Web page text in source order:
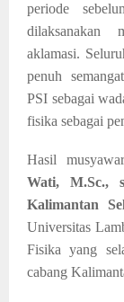
periode
dilaksanakan
aklamasi.
penuh
PSI sebagai
fisika sebagai
Hasil
Wati, M.Sc.,
Kalimantan
Universitas
Fisika yang
cabang